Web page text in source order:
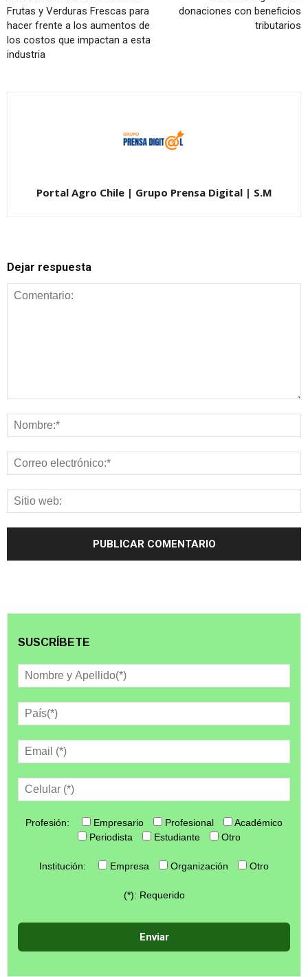
Frutas y Verduras Frescas para
hacer frente a los aumentos de
los costos que impactan a esta
industria
donaciones con beneficios
tributarios
Portal Agro Chile | Grupo Prensa Digital | S.M
Dejar respuesta
SUSCRÍBETE
Profesión: Empresario Profesional
Académico
Periodista
Estudiante Otro
Institución: Empresa Organización Otro
(*): Requerido